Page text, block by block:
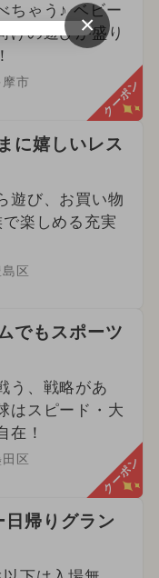
ちゃう♪ ベビー
けの遊びが盛り
市 クーポン
に嬉しいレス
遊び、お買い物
で楽しめる充実
区
でもスポーツ
う、戦略があ
はスピード・大
在！
区 クーポン
帰りグラン
×